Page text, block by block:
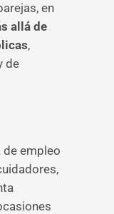
en
allá de
,
de
de empleo